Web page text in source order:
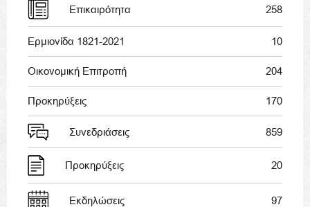
Επικαιρότητα 258
Ερμιονίδα 1821-2021 10
Οικονομική Επιτροπή 204
Προκηρύξεις 170
Συνεδριάσεις 859
Προκηρύξεις 20
Εκδηλώσεις 97